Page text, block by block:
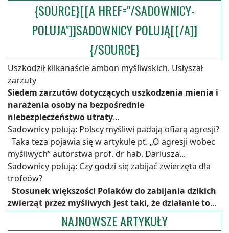
{SOURCE}[[A HREF="/SADOWNICY-
POLUJA"]]SADOWNICY POLUJĄ[[/A]]
{/SOURCE}
Uszkodził kilkanaście ambon myśliwskich. Usłyszał
zarzuty
Siedem zarzutów dotyczących uszkodzenia mienia i
narażenia osoby na bezpośrednie
niebezpieczeństwo utraty...
Sadownicy polują: Polscy myśliwi padają ofiarą agresji?
Taka teza pojawia się w artykule pt. „O agresji wobec
myśliwych” autorstwa prof. dr hab. Dariusza...
Sadownicy polują: Czy godzi się zabijać zwierzęta dla
trofeów?
Stosunek większości Polaków do zabijania dzikich
zwierząt przez myśliwych jest taki, że działanie to...
NAJNOWSZE ARTYKUŁY